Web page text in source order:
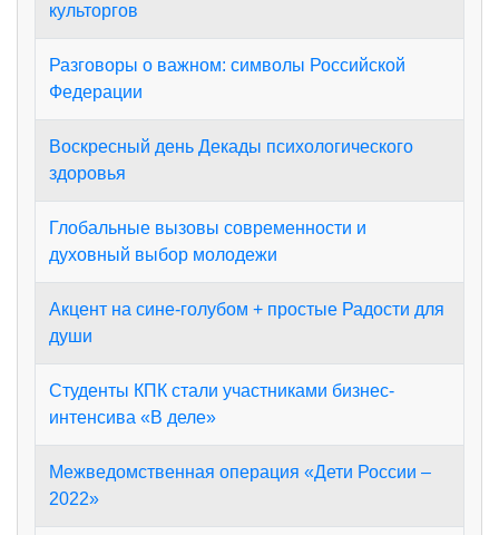
культоргов
Разговоры о важном: символы Российской
Федерации
Воскресный день Декады психологического
здоровья
Глобальные вызовы современности и
духовный выбор молодежи
Акцент на сине-голубом + простые Радости для
души
Студенты КПК стали участниками бизнес-
интенсива «В деле»
Межведомственная операция «Дети России –
2022»